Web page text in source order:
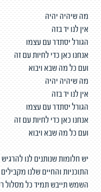
מה שיהיה יהיה
אין לנו יד בזה
הגורל יסתדר עם עצמו
אנחנו כאן כדי לחיות עם זה
ועם כל מה שבא ויבוא
מה שיהיה יהיה
אין לנו יד בזה
הגורל יסתדר עם עצמו
אנחנו כאן כדי לחיות עם זה
ועם כל מה שבא ויבוא
יש חלומות שנותנים לנו
התוכניות והחיים שלנו
השמש תייבש תמיד כל מסלול